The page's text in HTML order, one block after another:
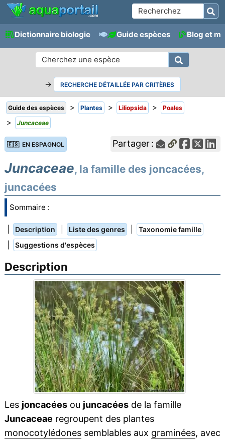
Dictionnaire biologie Guide espèces Blog et
→ RECHERCHE DÉTAILLÉE PAR CRITÈRES
Guide des espèces > Plantes > Liliopsida > Poales
> Juncaceae
🇪🇸 EN ESPAGNOL Partager :
Juncaceae, la famille des joncacées,
juncacées
Sommaire :
Description Liste des genres Taxonomie famille
Suggestions d'espèces
Description
Les joncacéesou juncacéesde la famille
Juncaceae regroupent des plantes
monocotylédonessemblables aux graminées, avec